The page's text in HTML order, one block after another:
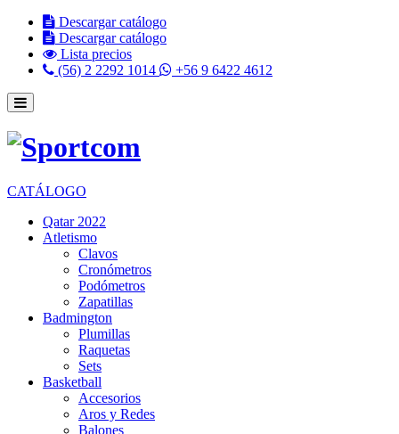
Descargar catálogo
Descargar catálogo
Lista precios
(56) 2 2292 1014
+56 9 6422 4612
CATÁLOGO
Qatar 2022
Atletismo
Clavos
Cronómetros
Podómetros
Zapatillas
Badmington
Plumillas
Raquetas
Sets
Basketball
Accesorios
Aros y Redes
Balones